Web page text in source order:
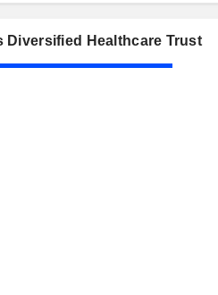
Diversified Healthcare Trust